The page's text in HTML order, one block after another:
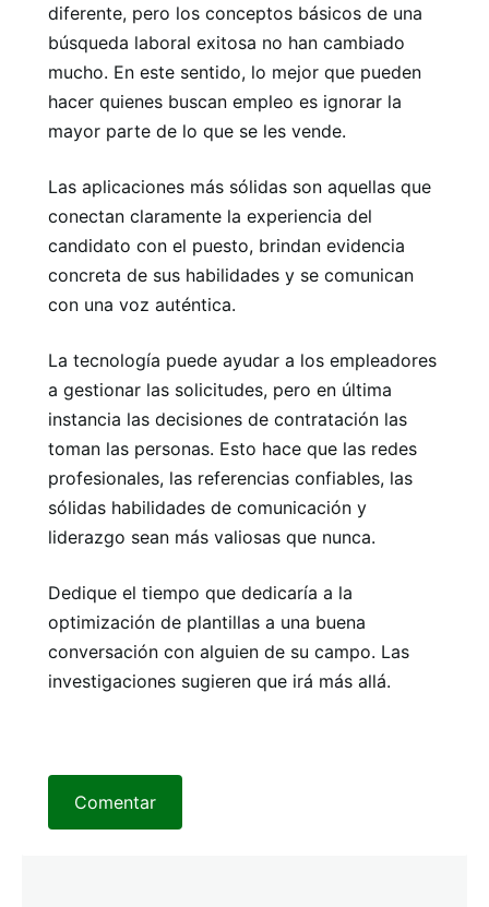
diferente, pero los conceptos básicos de una
búsqueda laboral exitosa no han cambiado
mucho. En este sentido, lo mejor que pueden
hacer quienes buscan empleo es ignorar la
mayor parte de lo que se les vende.
Las aplicaciones más sólidas son aquellas que
conectan claramente la experiencia del
candidato con el puesto, brindan evidencia
concreta de sus habilidades y se comunican
con una voz auténtica.
La tecnología puede ayudar a los empleadores
a gestionar las solicitudes, pero en última
instancia las decisiones de contratación las
toman las personas. Esto hace que las redes
profesionales, las referencias confiables, las
sólidas habilidades de comunicación y
liderazgo sean más valiosas que nunca.
Dedique el tiempo que dedicaría a la
optimización de plantillas a una buena
conversación con alguien de su campo. Las
investigaciones sugieren que irá más allá.
Comentar